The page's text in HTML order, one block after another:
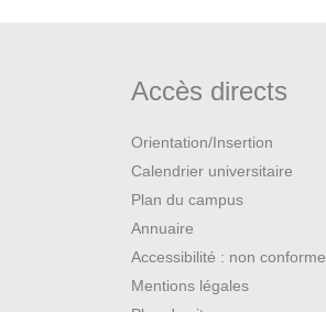
Accès directs
Orientation/Insertion
Calendrier universitaire
Plan du campus
Annuaire
Accessibilité : non conforme
Mentions légales